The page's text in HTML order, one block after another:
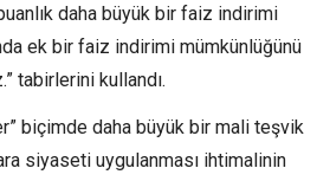
daha büyük bir faiz indirimi
ek bir faiz indirimi mümkünlüğünü
tabirlerini kullandı.
biçimde daha büyük bir mali teşvik
siyaseti uygulanması ihtimalinin